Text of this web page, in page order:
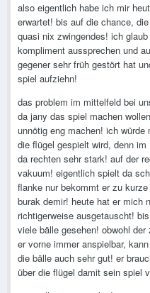
also eigentlich habe ich mir
erwartet! bis auf die chance,
quasi nix zwingendes! ich
kompliment aussprechen und
gegener sehr früh gestört hat
spiel aufziehn!
das problem im mittelfeld bei
da jany das spiel machen
unnötig eng machen! ich
die flügel gespielt wird, denn
da rechten sehr stark! auf der
vakuum! eigentlich spielt da
flanke nur bekommt er zu
burak demir! heute hat er mich
richtigerweise ausgetauscht!
viele bälle gesehen! obwohl
er vorne immer anspielbar,
die bälle auch sehr gut! er
über die flügel damit sein spiel